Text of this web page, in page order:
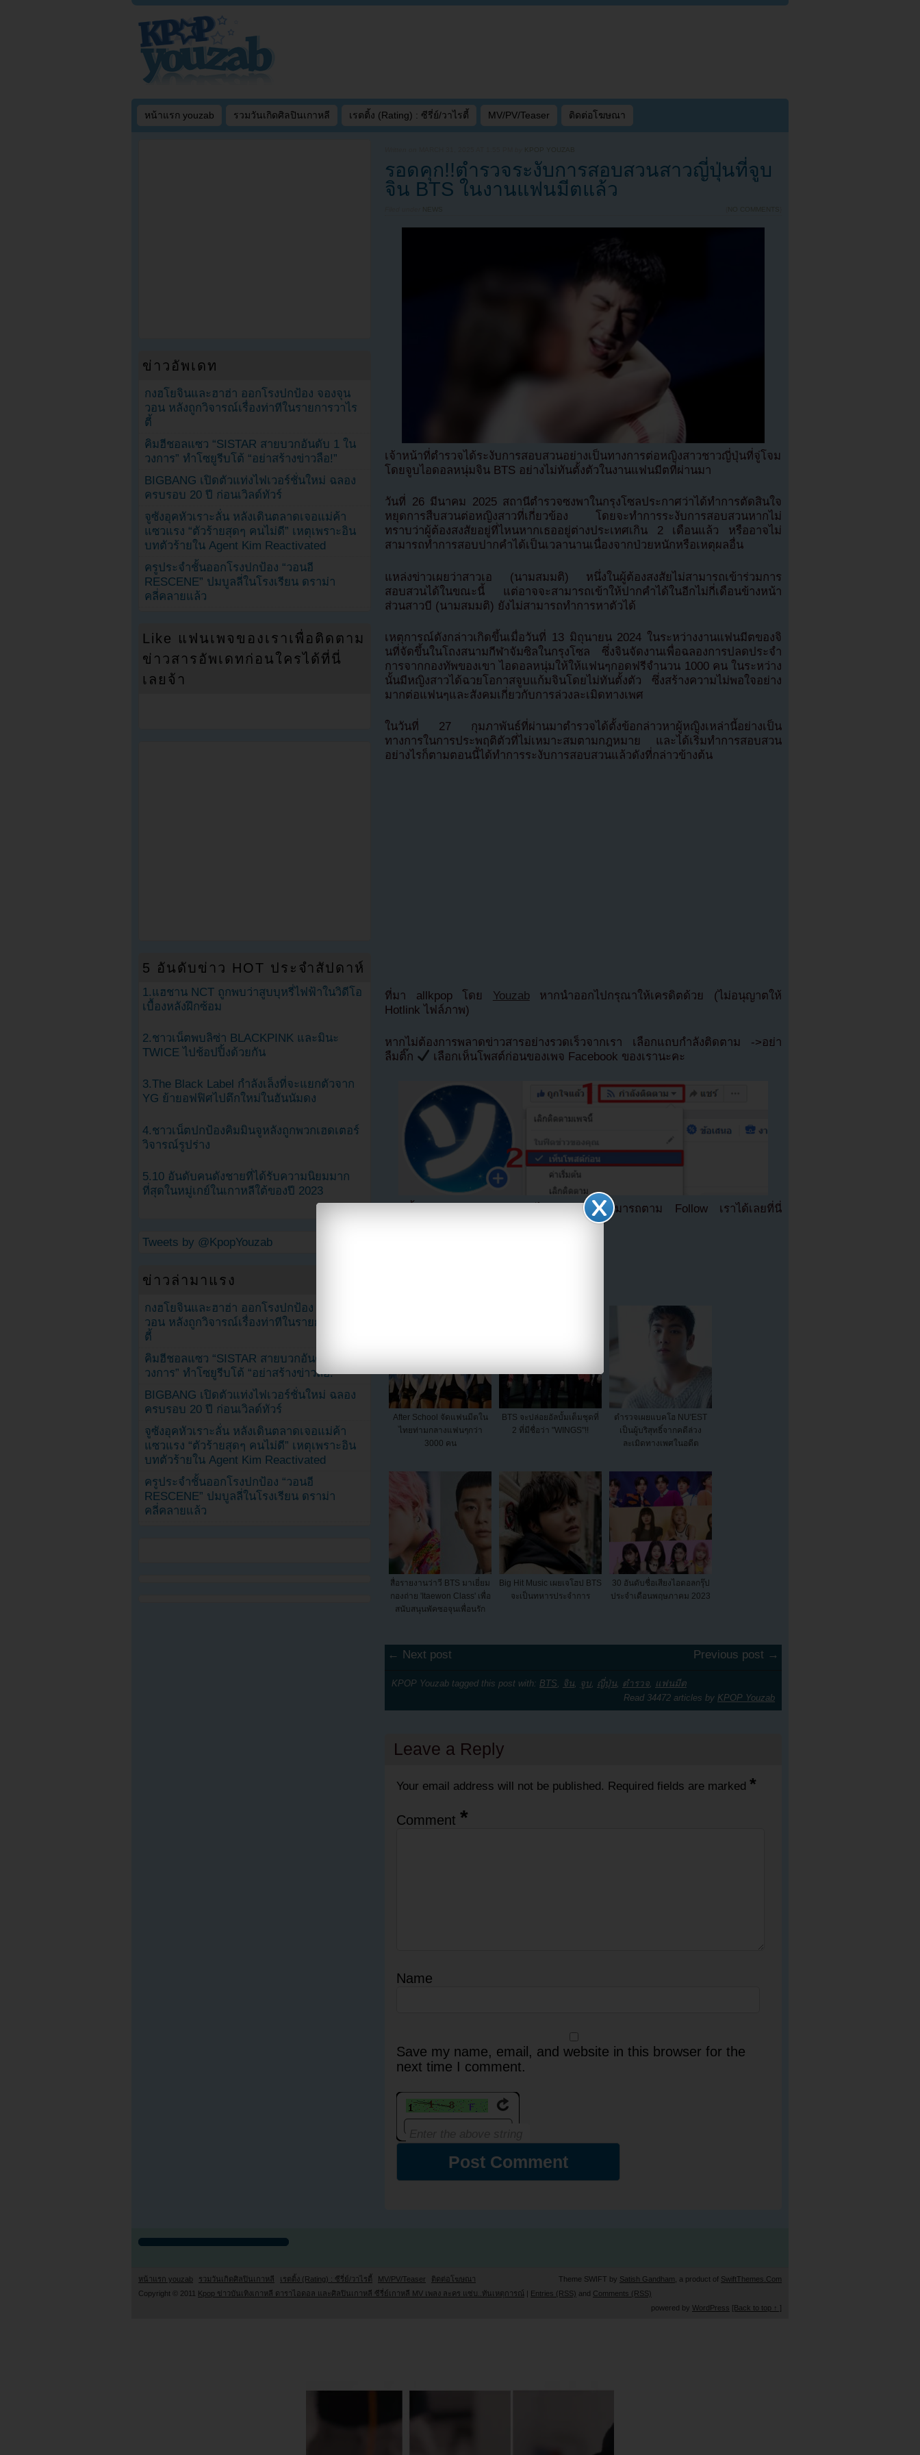
หน้าแรก youzab รวมวันเกิดศิลปินเกาหลี เรตติ้ง (Rating) : ซีรี่ย์/วาไรตี้ MV/PV/Teaser ติดต่อโฆษณา
KPOP YOUZAB
รอดคุก!!ตำรวจระงับการสอบสวนสาวญี่ปุ่นที่จูบ
จิน BTS ในงานแฟนมีตแล้ว
NEWS NO COMMENTS
เจ้าหน้าที่ตำรวจได้ระงับการสอบสวนอย่างเป็นทางการต่อหญิงสาวชาวญี่ปุ่นที่จู่โจม
โดยจูบไอดอลหนุ่มจิน BTS อย่างไม่ทันตั้งตัวในงานแฟนมีตที่ผ่านมา
วันที่ 26 มีนาคม 2025 สถานีตำรวจซงพาในกรุงโซลประกาศว่าได้ทำการตัดสินใจ
หยุดการสืบสวนต่อหญิงสาวที่เกี่ยวข้อง โดยจะทำการระงับการสอบสวนหากไม่
ทราบว่าผู้ต้องสงสัยอยู่ที่ไหนหากเธออยู่ต่างประเทศเกิน 2 เดือนแล้ว หรืออาจไม่
สามารถทำการสอบปากคำได้เป็นเวลานานเนื่องจากป่วยหนักหรือเหตุผลอื่น
แหล่งข่าวเผยว่าสาวเอ (นามสมมติ) หนึ่งในผู้ต้องสงสัยไม่สามารถเข้าร่วมการ
สอบสวนได้ในขณะนี้ แต่อาจจะสามารถเข้าให้ปากคำได้ในอีกไม่กี่เดือนข้างหน้า
ส่วนสาวบี (นามสมมติ) ยังไม่สามารถทำการหาตัวได้
เหตุการณ์ดังกล่าวเกิดขึ้นเมื่อวันที่ 13 มิถุนายน 2024 ในระหว่างงานแฟนมีตของจิ
นที่จัดขึ้นในโถงสนามกีฬาจัมซิลในกรุงโซล ซึ่งจินจัดงานเพื่อฉลองการปลดประจำ
การจากกองทัพของเขา ไอดอลหนุ่มให้ให้แฟนๆกอดฟรีจำนวน 1000 คน ในระหว่าง
นั้นมีหญิงสาวได้ฉวยโอกาสจูบแก้มจินโดยไม่ทันตั้งตัว ซึ่งสร้างความไม่พอใจอย่าง
มากต่อแฟนๆและสังคมเกี่ยวกับการล่วงละเมิดทางเพศ
ในวันที่ 27 กุมภาพันธ์ที่ผ่านมาตำรวจได้ตั้งข้อกล่าวหาผู้หญิงเหล่านี้อย่างเป็น
ทางการในการประพฤติตัวที่ไม่เหมาะสมตามกฎหมาย และได้เริ่มทำการสอบสวน
อย่างไรก็ตามตอนนี้ได้ทำการระงับการสอบสวนแล้วดังที่กล่าวข้างต้น
ที่มา allkpop โดย Youzabหากนำออกไปกรุณาให้เครดิตด้วย (ไม่อนุญาตให้
Hotlink ไฟล์ภาพ)
หากไม่ต้องการพลาดข่าวสารอย่างรวดเร็วจากเรา เลือกแถบกำลังติดตาม ->อย่า
ลืมติ๊ก
เลือกเห็นโพสต์ก่อนของเพจ Facebook ของเรานะคะ
ตอนนี้แฟนๆสามารถติดตามเราได้อีกช่องทางสามารถตาม Follow เราได้เลยที่นี่
After School จัดแฟนมีตใน
ไทยท่ามกลางแฟนๆกว่า
3000 คน
BTS จะปล่อยอัลบั้มเต็มชุดที่
2 ที่มีชื่อว่า "WINGS"!!
ตำรวจเผยแบคโฮ NU'EST
เป็นผู้บริสุทธิ์จากคดีล่วง
ละเมิดทางเพศในอดีต
สื่อรายงานว่าวี BTS มาเยี่ยม
กองถ่าย 'Itaewon Class' เพื่อ
สนับสนุนพัคซอจุนเพื่อนรัก
Big Hit Music เผยเจโฮป BTS
จะเป็นทหารประจำการ
30 อันดับชื่อเสียงไอดอลกรุ๊ป
ประจำเดือนพฤษภาคม 2023
← Next post Previous post →
KPOP Youzab tagged this post with: BTS, จิน, จูบ, ญี่ปุ่น, ตำรวจ, แฟนมีต
Read 34472 articles by KPOP Youzab
Leave a Reply
Your email address will not be published. Required fields are marked *
Comment *
Name
Save my name, email, and website in this browser for the
next time I comment.
ข่าวอัพเดท
กงฮโยจินและฮาฮ่า ออกโรงปกป้อง จองจุน
วอน หลังถูกวิจารณ์เรื่องท่าทีในรายการวาไร
ตี้
คิมฮีชอลแซว “SISTAR สายบวกอันดับ 1 ใน
วงการ” ทำโซยูรีบโต้ “อย่าสร้างข่าวลือ!”
BIGBANG เปิดตัวแท่งไฟเวอร์ชั่นใหม่ ฉลอง
ครบรอบ 20 ปี ก่อนเวิลด์ทัวร์
จูซังอุคหัวเราะลั่น หลังเดินตลาดเจอแม่ค้า
แซวแรง “ตัวร้ายสุดๆ คนไม่ดี” เหตุเพราะอิน
บทตัวร้ายใน Agent Kim Reactivated
ครูประจำชั้นออกโรงปกป้อง “วอนอี
RESCENE” ปมบูลลี่ในโรงเรียน ดราม่า
คลี่คลายแล้ว
Like แฟนเพจของเราเพื่อติดตาม
ข่าวสารอัพเดทก่อนใครได้ที่นี่
เลยจ้า
5 อันดับข่าว HOT ประจำสัปดาห์
1.แฮชาน NCT ถูกพบว่าสูบบุหรี่ไฟฟ้าในวิดีโอ
เบื้องหลังฝึกซ้อม
2.ชาวเน็ตพบลิซ่า BLACKPINK และมินะ
TWICE ไปช้อปปิ้งด้วยกัน
3.The Black Label กำลังเล็งที่จะแยกตัวจาก
YG ย้ายอฟฟิศไปตึกใหม่ในฮันนัมดง
4.ชาวเน็ตปกป้องคิมมินจูหลังถูกพวกเฮดเตอร์
วิจารณ์รูปร่าง
5.10 อันดับคนดังชายที่ได้รับความนิยมมาก
ที่สุดในหมู่เกย์ในเกาหลีใต้ของปี 2023
Tweets by @KpopYouzab
ข่าวล่ามาแรง
กงฮโยจินและฮาฮ่า ออกโรงปกป้อง จองจุน
วอน หลังถูกวิจารณ์เรื่องท่าทีในรายการวาไร
ตี้
คิมฮีชอลแซว “SISTAR สายบวกอันดับ 1 ใน
วงการ” ทำโซยูรีบโต้ “อย่าสร้างข่าวลือ!”
BIGBANG เปิดตัวแท่งไฟเวอร์ชั่นใหม่ ฉลอง
ครบรอบ 20 ปี ก่อนเวิลด์ทัวร์
จูซังอุคหัวเราะลั่น หลังเดินตลาดเจอแม่ค้า
แซวแรง “ตัวร้ายสุดๆ คนไม่ดี” เหตุเพราะอิน
บทตัวร้ายใน Agent Kim Reactivated
ครูประจำชั้นออกโรงปกป้อง “วอนอี
RESCENE” ปมบูลลี่ในโรงเรียน ดราม่า
คลี่คลายแล้ว
หน้าแรก youzab รวมวันเกิดศิลปินเกาหลี เรตติ้ง (Rating) : ซีรี่ย์/วาไรตี้ MV/PV/Teaser ติดต่อโฆษณา Theme SWIFT by Satish Gandham , a product of SwiftThemes.Com
Copyright © 2011 Kpop ข่าวบันเทิงเกาหลี ดาราไอดอล และศิลปินเกาหลี ซีรี่ย์เกาหลี MV เพลง ละคร แซ่บ..ทันเหตุการณ์ | Entries (RSS) and Comments (RSS)
powered by WordPress [Back to top ↑ ]